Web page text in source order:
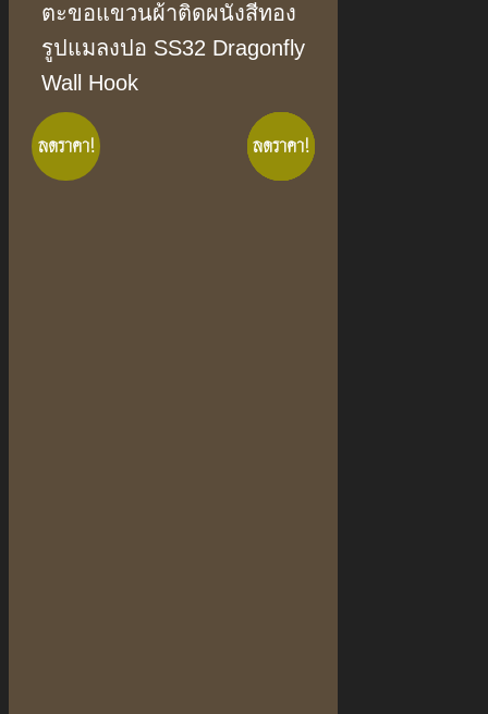
ตะขอแขวนผ้าติดผนังสีทอง
รูปแมลงปอ SS32 Dragonfly
Wall Hook
ลดราคา! ลดราคา!
ลดราคา!
ลดราคา!
ลดราคา!